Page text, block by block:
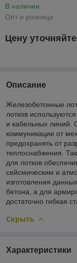
В наличии
Опт и розница
Цену уточняйте
Описание
Железобетонные
лотков
и кабельных линий.
коммуникации от
предохранять от
теплоснабжения.
для лотков
сейсмическим и
изготовления
бетона, а для
достаточно гибкая
Скрыть
Характеристики